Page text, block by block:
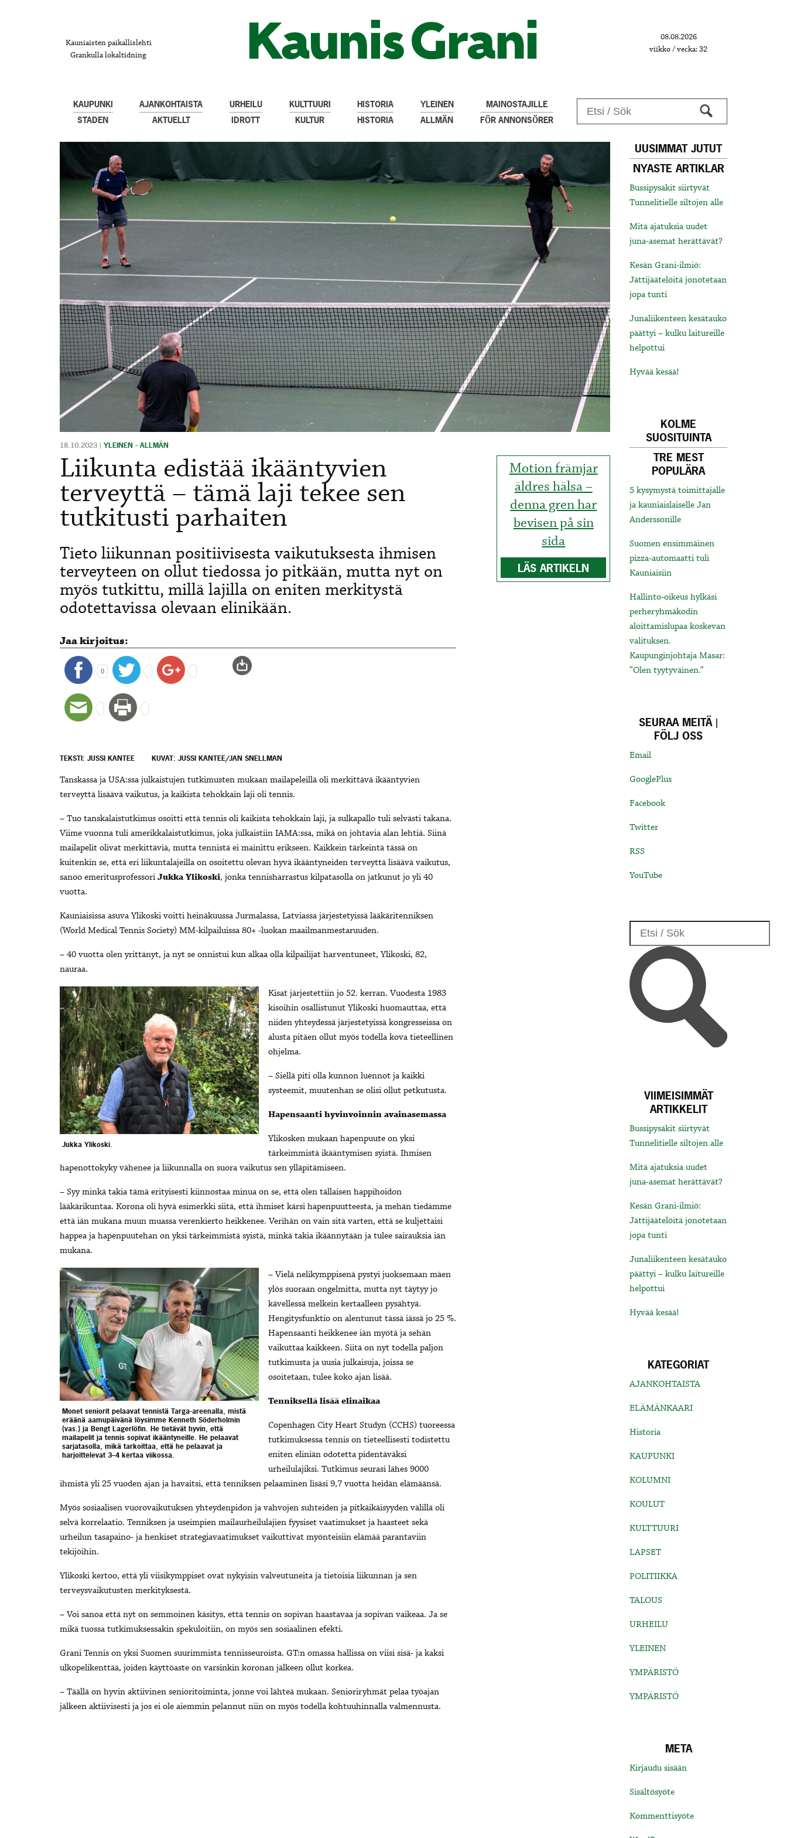
Kauniaisten paikallislehti
Grankulla lokaltidning
08.08.2026
viikko / vecka: 32
KAUPUNKI
STADEN
AJANKOHTAISTA
AKTUELLT
URHEILU
IDROTT
KULTTUURI
KULTUR
HISTORIA
HISTORIA
YLEINEN
ALLMÄN
MAINOSTAJILLE
FÖR ANNONSÖRER
Motion främjar
äldres hälsa –
denna gren har
bevisen på sin
sida
LÄS ARTIKELN
18.10.2023 | YLEINEN - ALLMÄN
Liikunta edistää ikääntyvien
terveyttä – tämä laji tekee sen
tutkitusti parhaiten
Tieto liikunnan positiivisesta vaikutuksesta ihmisen
terveyteen on ollut tiedossa jo pitkään, mutta nyt on
myös tutkittu, millä lajilla on eniten merkitystä
odotettavissa olevaan elinikään.
Jaa kirjoitus:
0
TEKSTI: JUSSI KANTEE KUVAT: JUSSI KANTEE/JAN SNELLMAN
Tanskassa ja USA:ssa julkaistujen tutkimusten mukaan mailapeleillä oli merkittävä ikääntyvien
terveyttä lisäävä vaikutus, ja kaikista tehokkain laji oli tennis.
– Tuo tanskalaistutkimus osoitti että tennis oli kaikista tehokkain laji, ja sulkapallo tuli selvästi takana.
Viime vuonna tuli amerikkalaistutkimus, joka julkaistiin IAMA:ssa, mikä on johtavia alan lehtiä. Siinä
mailapelit olivat merkittäviä, mutta tennistä ei mainittu erikseen. Kaikkein tärkeintä tässä on
kuitenkin se, että eri liikuntalajeilla on osoitettu olevan hyvä ikääntyneiden terveyttä lisäävä vaikutus,
sanoo emeritusprofessori Jukka Ylikoski, jonka tennisharrastus kilpatasolla on jatkunut jo yli 40
vuotta.
Kauniaisissa asuva Ylikoski voitti heinäkuussa Jurmalassa, Latviassa järjestetyissä lääkäritenniksen
(World Medical Tennis Society) MM-kilpailuissa 80+ -luokan maailmanmestaruuden.
– 40 vuotta olen yrittänyt, ja nyt se onnistui kun alkaa olla kilpailijat harventuneet, Ylikoski, 82,
nauraa.
Jukka Ylikoski.
Kisat järjestettiin jo 52. kerran. Vuodesta 1983
kisoihin osallistunut Ylikoski huomauttaa, että
niiden yhteydessä järjestetyissä kongresseissa on
alusta pitäen ollut myös todella kova tieteellinen
ohjelma.
– Siellä piti olla kunnon luennot ja kaikki
systeemit, muutenhan se olisi ollut petkutusta.
Hapensaanti hyvinvoinnin avainasemassa
Ylikosken mukaan hapenpuute on yksi
tärkeimmistä ikääntymisen syistä. Ihmisen
hapenottokyky vähenee ja liikunnalla on suora vaikutus sen ylläpitämiseen.
– Syy minkä takia tämä erityisesti kiinnostaa minua on se, että olen tällaisen happihoidon
lääkärikuntaa. Korona oli hyvä esimerkki siitä, että ihmiset kärsi hapenpuutteesta, ja mehän tiedämme
että iän mukana muun muassa verenkierto heikkenee. Verihän on vain sitä varten, että se kuljettaisi
happea ja hapenpuutehan on yksi tärkeimmistä syistä, minkä takia ikäännytään ja tulee sairauksia iän
mukana.
Monet seniorit pelaavat tennistä Targa-areenalla, mistä
eräänä aamupäivänä löysimme Kenneth Söderholmin
(vas.) ja Bengt Lagerlöfin. He tietävät hyvin, että
mailapelit ja tennis sopivat ikääntyneille. He pelaavat
sarjatasolla, mikä tarkoittaa, että he pelaavat ja
harjoittelevat 3–4 kertaa viikossa.
– Vielä nelikymppisenä pystyi juoksemaan mäen
ylös suoraan ongelmitta, mutta nyt täytyy jo
kävellessä melkein kertaalleen pysähtyä.
Hengitysfunktio on alentunut tässä iässä jo 25 %.
Hapensaanti heikkenee iän myötä ja sehän
vaikuttaa kaikkeen. Siitä on nyt todella paljon
tutkimusta ja uusia julkaisuja, joissa se
osoitetaan, tulee koko ajan lisää.
Tenniksellä lisää elinaikaa
Copenhagen City Heart Studyn (CCHS) tuoreessa
tutkimuksessa tennis on tieteellisesti todistettu
eniten eliniän odotetta pidentäväksi
urheilulajiksi. Tutkimus seurasi lähes 9000
ihmistä yli 25 vuoden ajan ja havaitsi, että tenniksen pelaaminen lisäsi 9,7 vuotta heidän elämäänsä.
Myös sosiaalisen vuorovaikutuksen yhteydenpidon ja vahvojen suhteiden ja pitkäikäisyyden välillä oli
selvä korrelaatio. Tenniksen ja useimpien mailaurheilulajien fyysiset vaatimukset ja haasteet sekä
urheilun tasapaino- ja henkiset strategiavaatimukset vaikuttivat myönteisiin elämää parantaviin
tekijöihin.
Ylikoski kertoo, että yli viisikymppiset ovat nykyisin valveutuneita ja tietoisia liikunnan ja sen
terveysvaikutusten merkityksestä.
– Voi sanoa että nyt on semmoinen käsitys, että tennis on sopivan haastavaa ja sopivan vaikeaa. Ja se
mikä tuossa tutkimuksessakin spekuloitiin, on myös sen sosiaalinen efekti.
Grani Tennis on yksi Suomen suurimmista tennisseuroista. GT:n omassa hallissa on viisi sisä- ja kaksi
ulkopelikenttää, joiden käyttöaste on varsinkin koronan jälkeen ollut korkea.
– Täällä on hyvin aktiivinen senioritoiminta, jonne voi lähteä mukaan. Senioriryhmät pelaa työajan
jälkeen aktiivisesti ja jos ei ole aiemmin pelannut niin on myös todella kohtuuhinnalla valmennusta.
UUSIMMAT JUTUT
NYASTE ARTIKLAR
Bussipysäkit siirtyvät
Tunnelitielle siltojen alle
Mitä ajatuksia uudet
juna-asemat herättävät?
Kesän Grani-ilmiö:
Jättijäätelöitä jonotetaan
jopa tunti
Junaliikenteen kesätauko
päättyi – kulku laitureille
helpottui
Hyvää kesää!
KOLME
SUOSITUINTA
TRE MEST
POPULÄRA
5 kysymystä toimittajalle
ja kauniaislaiselle Jan
Anderssonille
Suomen ensimmäinen
pizza-automaatti tuli
Kauniaisiin
Hallinto-oikeus hylkäsi
perheryhmäkodin
aloittamislupaa koskevan
valituksen.
Kaupunginjohtaja Masar:
“Olen tyytyväinen.”
SEURAA MEITÄ |
FÖLJ OSS
Email
GooglePlus
Facebook
Twitter
RSS
YouTube
VIIMEISIMMÄT
ARTIKKELIT
Bussipysäkit siirtyvät
Tunnelitielle siltojen alle
Mitä ajatuksia uudet
juna-asemat herättävät?
Kesän Grani-ilmiö:
Jättijäätelöitä jonotetaan
jopa tunti
Junaliikenteen kesätauko
päättyi – kulku laitureille
helpottui
Hyvää kesää!
KATEGORIAT
AJANKOHTAISTA
ELÄMÄNKAARI
Historia
KAUPUNKI
KOLUMNI
KOULUT
KULTTUURI
LAPSET
POLITIIKKA
TALOUS
URHEILU
YLEINEN
YMPÄRISTÖ
YMPÄRISTÖ
META
Kirjaudu sisään
Sisältösyöte
Kommenttisyöte